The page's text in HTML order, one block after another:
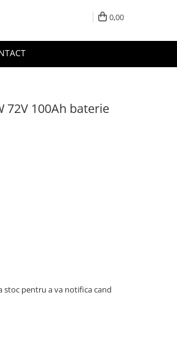
0,00
72V 100Ah baterie
stoc pentru a va notifica cand